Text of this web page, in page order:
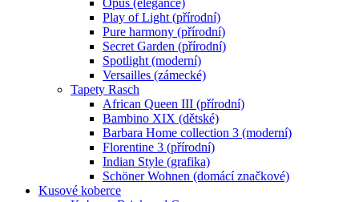
Play of Light (přírodní)
Pure harmony (přírodní)
Secret Garden (přírodní)
Spotlight (moderní)
Versailles (zámecké)
Tapety Rasch
African Queen III (přírodní)
Bambino XIX (dětské)
Barbara Home collection 3 (moderní)
Florentine 3 (přírodní)
Indian Style (grafika)
Schöner Wohnen (domácí značkové)
Kusové koberce